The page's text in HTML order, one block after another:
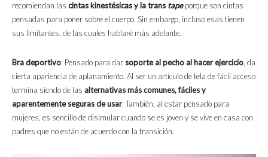
recomiendan las cintas kinestésicas y la trans tapeporque son cintas
pensadas para poner sobre el cuerpo. Sin embargo, incluso esas tienen
sus limitantes, de las cuales hablaré más adelante.
Bra deportivo: Pensado para dar soporte al pecho al hacer ejercicio, da
cierta apariencia de aplanamiento. Al ser un artículo de tela de fácil acceso
termina siendo de las alternativas más comunes, fáciles y
aparentemente seguras de usar. También, al estar pensado para
mujeres, es sencillo de disimular cuando se es joven y se vive en casa con
padres que no están de acuerdo con la transición.